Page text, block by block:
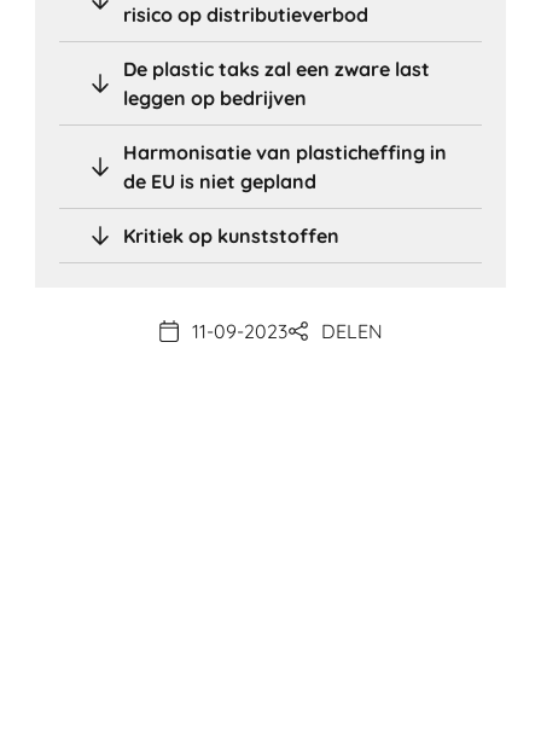
risico op distributieverbod
De plastic taks zal een zware last
leggen op bedrijven
Harmonisatie van plasticheffing in
de EU is niet gepland
Kritiek op kunststoffen
11-09-2023 DELEN